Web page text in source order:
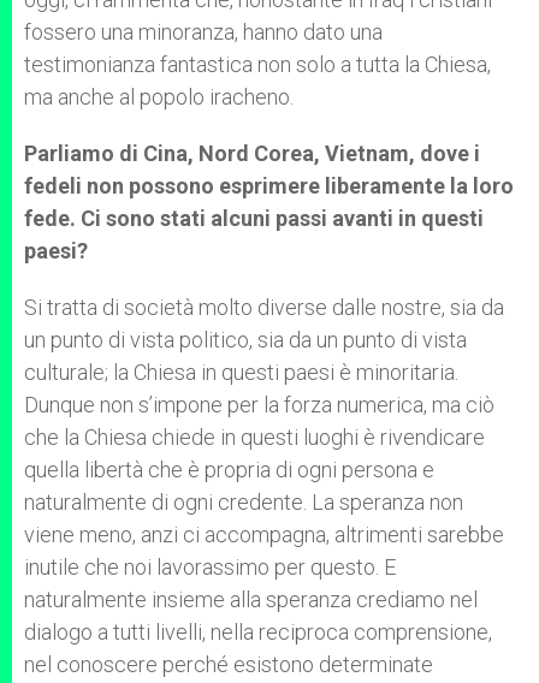
fossero una minoranza, hanno dato una
testimonianza fantastica non solo a tutta la Chiesa,
ma anche al popolo iracheno.
Parliamo di Cina, Nord Corea, Vietnam, dove i
fedeli non possono esprimere liberamente la loro
fede. Ci sono stati alcuni passi avanti in questi
paesi?
Si tratta di società molto diverse dalle nostre, sia da
un punto di vista politico, sia da un punto di vista
culturale; la Chiesa in questi paesi è minoritaria.
Dunque non s’impone per la forza numerica, ma ciò
che la Chiesa chiede in questi luoghi è rivendicare
quella libertà che è propria di ogni persona e
naturalmente di ogni credente. La speranza non
viene meno, anzi ci accompagna, altrimenti sarebbe
inutile che noi lavorassimo per questo. E
naturalmente insieme alla speranza crediamo nel
dialogo a tutti livelli, nella reciproca comprensione,
nel conoscere perché esistono determinate